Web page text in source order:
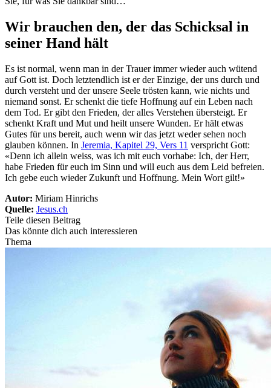
Wir brauchen den, der das Schicksal in
seiner Hand hält
Es ist normal, wenn man in der Trauer immer wieder auch wütend
auf Gott ist. Doch letztendlich ist er der Einzige, der uns durch und
durch versteht und der unsere Seele trösten kann, wie nichts und
niemand sonst. Er schenkt die tiefe Hoffnung auf ein Leben nach
dem Tod. Er gibt den Frieden, der alles Verstehen übersteigt. Er
schenkt Kraft und Mut und heilt unsere Wunden. Er hält etwas
Gutes für uns bereit, auch wenn wir das jetzt weder sehen noch
glauben können. In Jeremia, Kapitel 29, Vers 11 verspricht Gott:
«Denn ich allein weiss, was ich mit euch vorhabe: Ich, der Herr,
habe Frieden für euch im Sinn und will euch aus dem Leid befreien.
Ich gebe euch wieder Zukunft und Hoffnung. Mein Wort gilt!»
Autor: Miriam Hinrichs
Quelle: Jesus.ch
Teile diesen Beitrag
Das könnte dich auch interessieren
Thema